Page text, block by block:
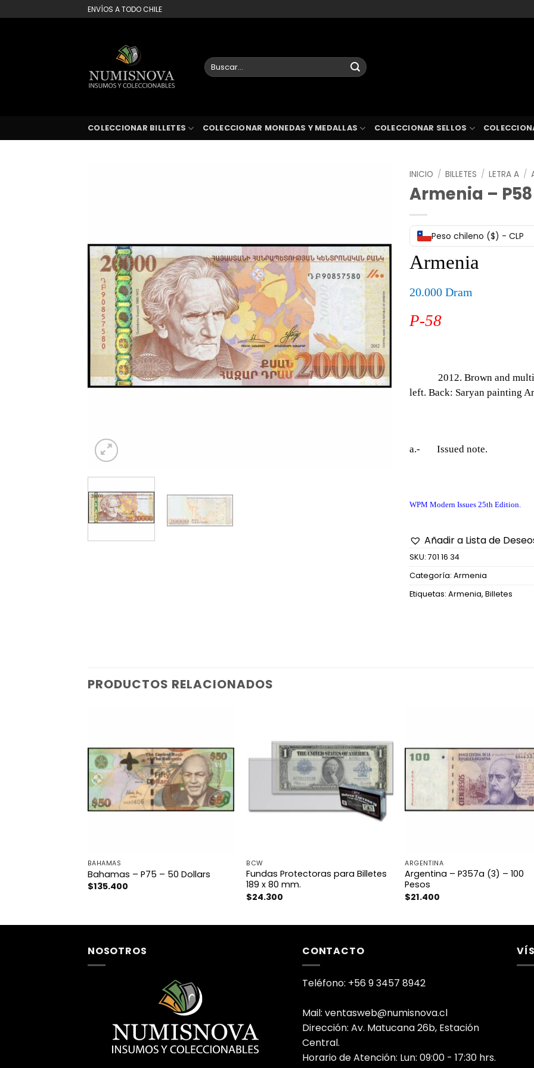
al
ENVÍOS A TODO CHILE
Buscar
por:
COLECCIONAR BILLETES COLECCIONAR MONEDAS Y MEDALLAS COLECCIONAR SELLOS
INICIO / BILLETES / LETRA A /
Armenia –
Peso chileno ($) - CLP
Armenia
20.000 Dram
P-58
2012. Brown and
left. Back: Saryan painting
a.- Issued note.
WPM Modern Issues 25th Edition.
Añadir a Lista de
SKU: 701 16 34
Categoría: Armenia
Etiquetas: Armenia, Billetes
PRODUCTOS RELACIONADOS
BAHAMAS
Bahamas – P75 – 50 Dollars
$135.400
BCW
Fundas Protectoras para Billetes
189 x 80 mm.
$24.300
ARGENTINA
Argentina – P357a (3) – 100
Pesos
$21.400
NOSOTROS CONTACTO
Teléfono: +56 9 3457 8942
Mail: ventasweb@numisnova.cl
Dirección: Av. Matucana 26b, Estación
Central.
Horario de Atención: Lun: 09:00 - 17:30 hrs.